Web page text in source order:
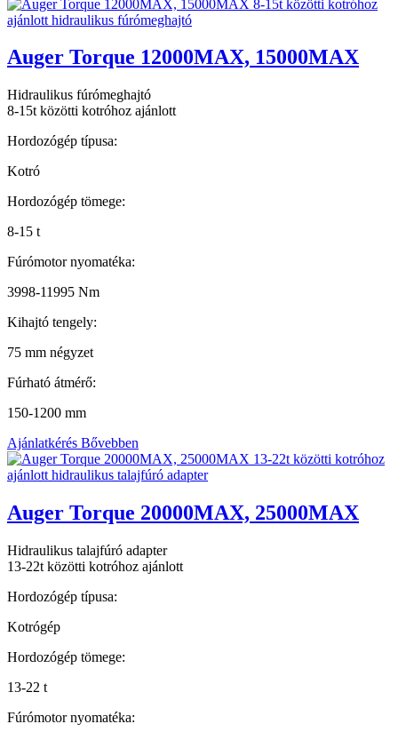
Auger Torque 12000MAX, 15000MAX
Hidraulikus fúrómeghajtó
8-15t közötti kotróhoz ajánlott
Hordozógép típusa:
Kotró
Hordozógép tömege:
8-15 t
Fúrómotor nyomatéka:
3998-11995 Nm
Kihajtó tengely:
75 mm négyzet
Fúrható átmérő:
150-1200 mm
Ajánlatkérés Bővebben
Auger Torque 20000MAX, 25000MAX
Hidraulikus talajfúró adapter
13-22t közötti kotróhoz ajánlott
Hordozógép típusa:
Kotrógép
Hordozógép tömege:
13-22 t
Fúrómotor nyomatéka: